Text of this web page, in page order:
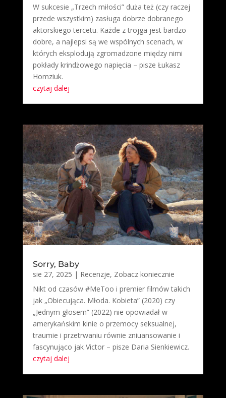
W sukcesie „Trzech miłości” duża też (czy raczej
przede wszystkim) zasługa dobrze dobranego
aktorskiego tercetu. Każde z trojga jest bardzo
dobre, a najlepsi są we wspólnych scenach, w
których eksplodują zgromadzone między nimi
pokłady krindżowego napięcia – pisze Łukasz
Homziuk.
czytaj dalej
Sorry, Baby
sie 27, 2025 | Recenzje, Zobacz koniecznie
Nikt od czasów #MeToo i premier filmów takich
jak „Obiecująca. Młoda. Kobieta” (2020) czy
„Jednym głosem” (2022) nie opowiadał w
amerykańskim kinie o przemocy seksualnej,
traumie i przetrwaniu równie zniuansowanie i
fascynująco jak Victor – pisze Daria Sienkiewicz.
czytaj dalej